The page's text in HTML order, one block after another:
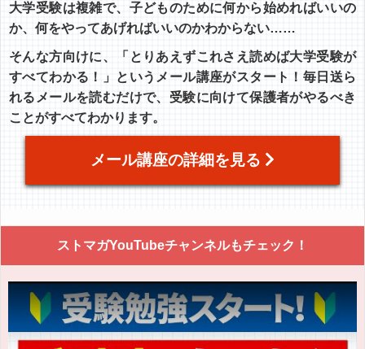
大学受験は複雑で、子どものために何から始めればいいの
か、何をやってあげればいいのかわからない……
そんな方向けに、「とりあえずこれさえ読めば大学受験が
すべてわかる！」というメール講座がスタート！毎日送ら
れるメールを読むだけで、受験に向けて保護者がやるべき
ことがすべてわかります。
メール講座の詳細を見る
ストマガYouTubeチャンネルもチェック！